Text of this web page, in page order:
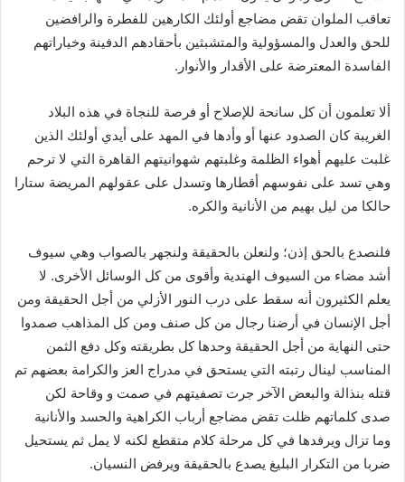
تعاقب الملوان تقض مضاجع أولئك الكارهين للفطرة والرافضين
للحق والعدل والمسؤولية والمتشبثين بأحقادهم الدفينة وخياراتهم
الفاسدة المعترضة على الأقدار والأنوار.
ألا تعلمون أن كل سانحة للإصلاح أو فرصة للنجاة في هذه البلاد
الغريبة كان الصدود عنها أو وأدها في المهد على أيدي أولئك الذين
غلبت عليهم أهواء الظلمة وغلبتهم شهوانيتهم القاهرة التي لا ترحم
وهي تسد على نفوسهم أقطارها وتسدل على عقولهم المريضة ستارا
حالكا من ليل بهيم من الأنانية والكره.
فلنصدع بالحق إذن؛ ولنعلن بالحقيقة ولنجهر بالصواب وهي سيوف
أشد مضاء من السيوف الهندية وأقوى من كل الوسائل الأخرى. لا
يعلم الكثيرون أنه سقط على درب النور الأزلي من أجل الحقيقة ومن
أجل الإنسان في أرضنا رجال من كل صنف ومن كل المذاهب صمدوا
حتى النهاية من أجل الحقيقة وحدها كل بطريقته وكل دفع الثمن
المناسب لينال رتبته التي يستحق في مدراج العز والكرامة بعضهم تم
قتله بنذالة والبعض الآخر جرت تصفيتهم في صمت و وقاحة لكن
صدى كلماتهم ظلت تقض مضاجع أرباب الكراهية والحسد والأنانية
وما تزال ويرفدها في كل مرحلة كلام متقطع لكنه لا يمل ثم يستحيل
ضربا من التكرار البليغ يصدع بالحقيقة ويرفض النسيان.